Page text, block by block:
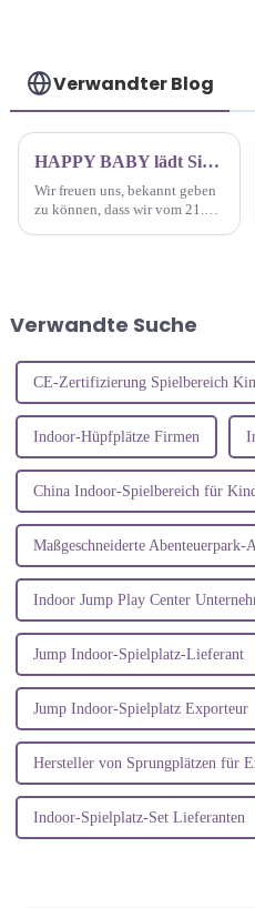
Verwandter Blog
HAPPY BABY lädt Sie zur FUN ASIA EXPO 2024 JAKARTA INTERNATIONAL EXPO ein
Wir freuen uns, bekannt geben
zu können, dass wir vom 21.
Vergnügungsparks in
Verwandte Suche
CE-Zertifizierung Spielbereich
Indoor-Hüpfplätze Firmen
China Indoor-Spielbereich für
Maßgeschneiderte Abenteuerpark-
Indoor Jump Play Center
Jump Indoor-Spielplatz-Lieferant
Jump Indoor-Spielplatz Exporteur
Hersteller von Sprungplätzen für
Indoor-Spielplatz-Set Lieferanten